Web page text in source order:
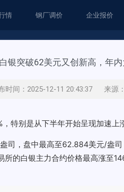
情 钢厂调价 企业报价
白银突破62美元又创新高，年
时间：2025-12-11 20:43:37 来源
特别是从下半年开始呈现加速上
司，盘中最高至62.884美元/盎
的白银主力合约价格最高涨至